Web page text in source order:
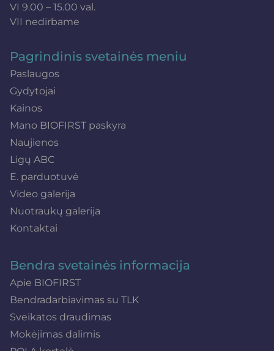
VI 9.00 – 15.00 val.
VII nedirbame
Pagrindinis svetainės meniu
Paslaugos
Gydytojai
Kainos
Mano BIOFIRST paskyra
Naujienos
Ligų ABC
E. parduotuvė
Video galerija
Nuotraukų galerija
Kontaktai
Bendra svetainės informacija
Apie BIOFIRST
Bendradarbiavimas su TLK
Sveikatos draudimas
Mokėjimas dalimis